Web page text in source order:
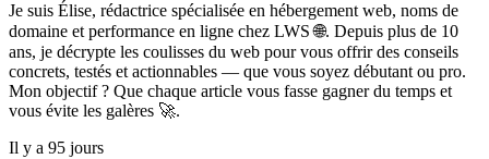
Je suis Élise, rédactrice spécialisée en hébergement web, noms de
domaine et performance en ligne chez LWS 🌐. Depuis plus de 10
ans, je décrypte les coulisses du web pour vous offrir des conseils
concrets, testés et actionnables — que vous soyez débutant ou pro.
Mon objectif ? Que chaque article vous fasse gagner du temps et
vous évite les galères 🚀.
Il y a 95 jours